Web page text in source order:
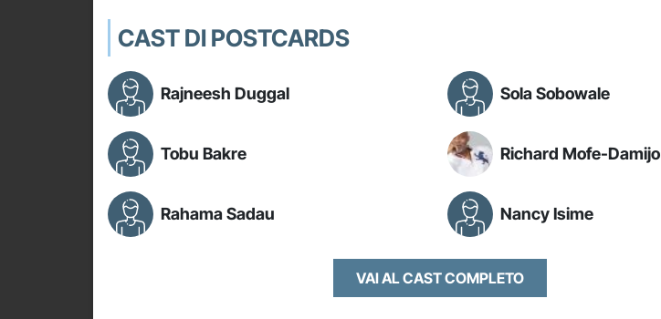
CAST DI POSTCARDS
Rajneesh Duggal Sola Sobowale
Tobu Bakre Richard Mofe-Damijo
Rahama Sadau Nancy Isime
VAI AL CAST COMPLETO